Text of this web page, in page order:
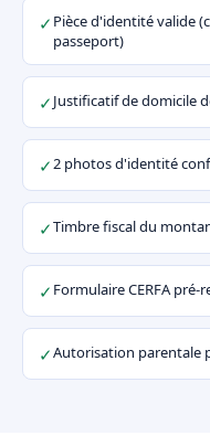
✓ Pièce d'identité valide
passeport)
✓Justificatif de domicile
✓2 photos d'identité
✓Timbre fiscal du
✓ Formulaire CERFA
✓Autorisation parentale